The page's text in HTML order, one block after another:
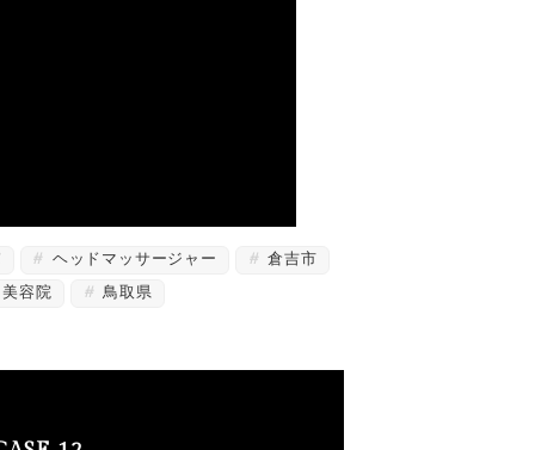
ヘッドマッサージャー
倉吉市
美容院 鳥取県